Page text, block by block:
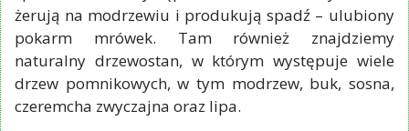
żerują na modrzewiu i produkują spadź – ulubiony
pokarm mrówek. Tam również znajdziemy
naturalny drzewostan, w którym występuje wiele
drzew pomnikowych, w tym modrzew, buk, sosna,
czeremcha zwyczajna oraz lipa.